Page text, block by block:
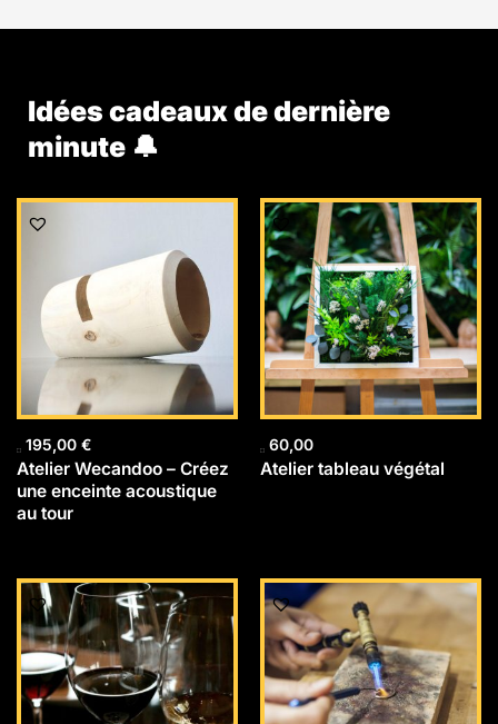
Idées cadeaux de dernière
minute 🔔
195,00 €
Atelier Wecandoo – Créez
une enceinte acoustique
au tour
60,00
Atelier tableau végétal